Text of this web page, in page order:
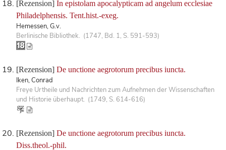
[Rezension] In epistolam apocalypticam ad angelum ecclesiae
Philadelphensis. Tent.hist.-exeg.
Hemessen, G.v.
Berlinische Bibliothek. (1747, Bd. 1, S. 591-593)
[Rezension] De unctione aegrotorum precibus iuncta.
Iken, Conrad
Freye Urtheile und Nachrichten zum Aufnehmen der Wissenschaften
und Historie überhaupt. (1749, S. 614-616)
[Rezension] De unctione aegrotorum precibus iuncta.
Diss.theol.-phil.